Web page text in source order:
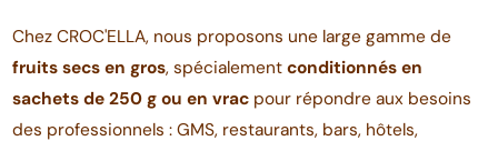
Chez CROC'ELLA, nous proposons une large gamme de
fruits secs en gros, spécialementconditionnés en
sachets de 250 g ou en vrac pour répondre aux besoins
des professionnels : GMS, restaurants, bars, hôtels,